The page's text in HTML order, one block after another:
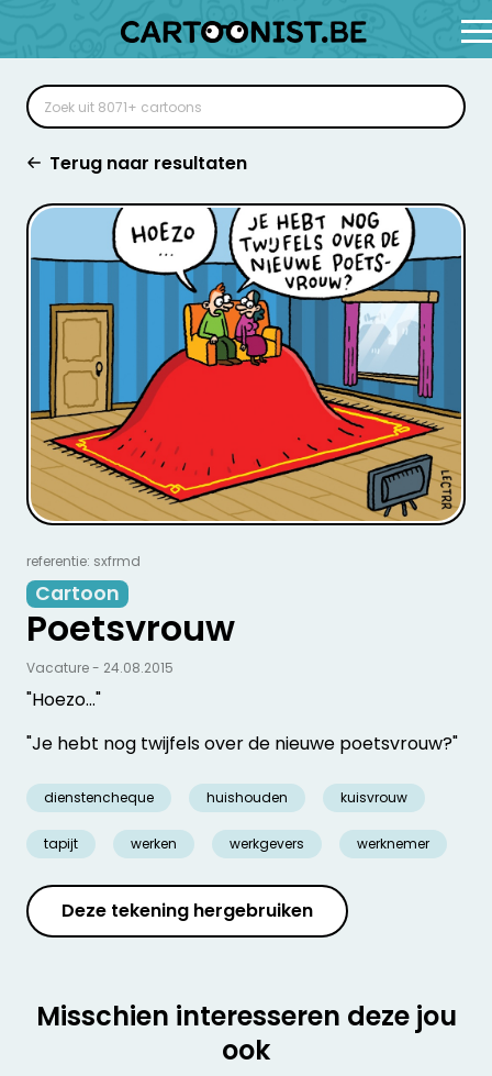
Terug naar resultaten
referentie: sxfrmd
Cartoon
Poetsvrouw
"Hoezo…"
"Je hebt nog twijfels over de nieuwe poetsvrouw?"
dienstencheque huishouden kuisvrouw
tapijt werken werkgevers werknemer
Vacature - 24.08.2015
Deze tekening hergebruiken
Misschien interesseren deze jou
ook